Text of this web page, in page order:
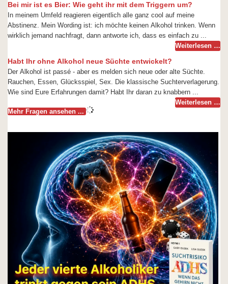
Bei mir ist es Bier: Wie geht ihr mit dem Triggern um?
In meinem Umfeld reagieren eigentlich alle ganz cool auf meine
Abstinenz. Mein Wording ist: ich möchte keinen Alkohol trinken. Wenn
wirklich jemand nachfragt, dann antworte ich, dass es einfach zu ...
Weiterlesen …
Habt Ihr ohne Alkohol neue Süchte entwickelt?
Der Alkohol ist passé - aber es melden sich neue oder alte Süchte.
Rauchen, Essen, Glücksspiel, Sex. Die klassische Suchterverlagerung.
Wie sind Eure Erfahrungen damit? Habt Ihr daran zu knabbern ...
Weiterlesen …
Mehr Fragen ansehen ...